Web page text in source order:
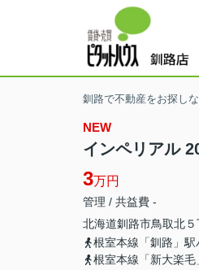
釧路で不動産をお探し
NEW
インペリアル
3万円
管理 / 共益費 -
北海道釧路市鳥取北
根室本線「釧路」
根室本線「新大楽